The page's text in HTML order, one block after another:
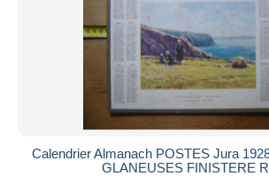
Calendrier Almanach POSTES Jura
GLANEUSES FINISTERE